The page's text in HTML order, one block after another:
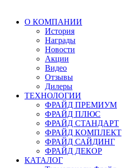
О КОМПАНИИ
История
Награды
Новости
Акции
Видео
Отзывы
Дилеры
ТЕХНОЛОГИИ
ФРАЙД ПРЕМИУМ
ФРАЙД ПЛЮС
ФРАЙД СТАНДАРТ
ФРАЙД КОМПЛЕКТ
ФРАЙД САЙДИНГ
ФРАЙД ДЕКОР
КАТАЛОГ